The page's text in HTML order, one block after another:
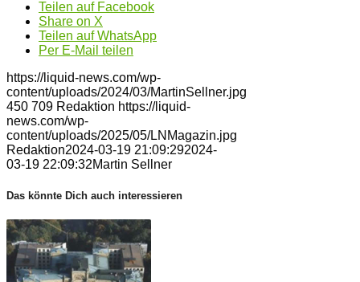
Teilen auf Facebook
Share on X
Teilen auf WhatsApp
Per E-Mail teilen
https://liquid-news.com/wp-
content/uploads/2024/03/MartinSellner.jpg
450 709 Redaktion https://liquid-
news.com/wp-
content/uploads/2025/05/LNMagazin.jpg
Redaktion2024-03-19 21:09:292024-
03-19 22:09:32Martin Sellner
Das könnte Dich auch interessieren